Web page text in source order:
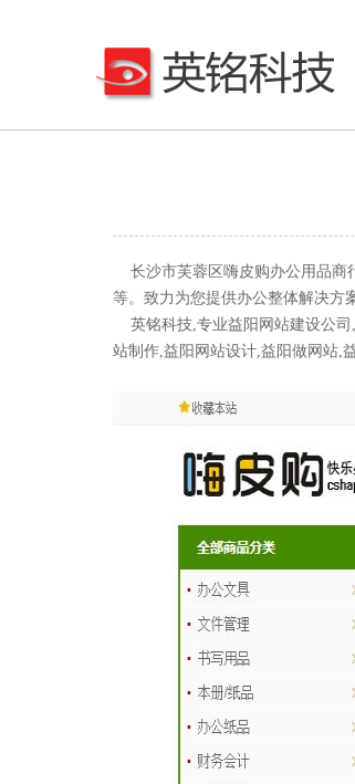
长沙市芙蓉区嗨皮购办公用品商
等。致力为您提供办公整体解决方
英铭科技,专业益阳网站建设公司
站制作,益阳网站设计,益阳做网站,